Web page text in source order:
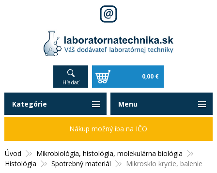
Hľadať
0,00 €
Úvod
Mikrobiológia, histológia, molekulárna biológia
Histológia
Spotrebný materiál Mikrosklo krycie, balenie
Kategórie
Nákup možný iba na IČO
Menu